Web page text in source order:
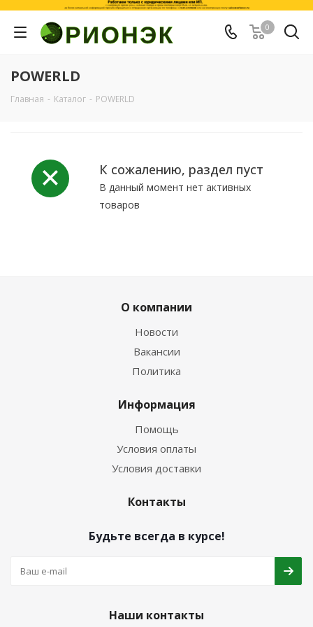
0
POWERLD
Главная - Каталог - POWERLD
К сожалению, раздел пуст
В данный момент нет активных
товаров
О компании
Новости
Вакансии
Политика
Информация
Помощь
Условия оплаты
Условия доставки
Контакты
Будьте всегда в курсе!
Наши контакты